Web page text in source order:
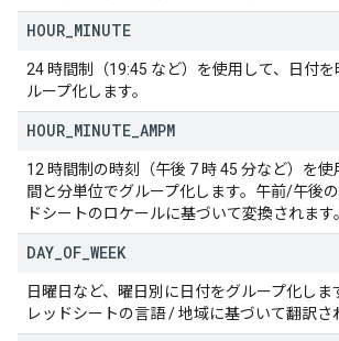
HOUR MINUTE
24 時間制（19:45 など）を使用して、日付
ループ化します。
HOUR MINUTE AMPM
12 時間制の時刻（午後 7 時 45 分など）を
間と分単位でグループ化します。午前/午後
ドシートのロケールに基づいて変換されます。
DAY OF WEEK
日曜日など、曜日別に日付をグループ化しま
レッドシートの言語 / 地域に基づいて翻訳さ